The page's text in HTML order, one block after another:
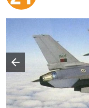
Poprzedni slajd